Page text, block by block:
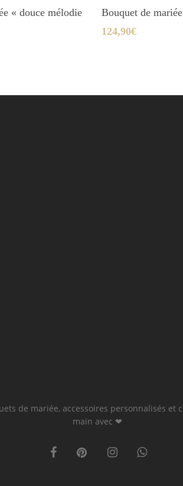
Panier
« douce mélodie
Ajouter Au
Bouquet de
124,90€
de mariée, accessoires personnalisés et
main avec ❤
facebookpinterestinstagramwhatsapp